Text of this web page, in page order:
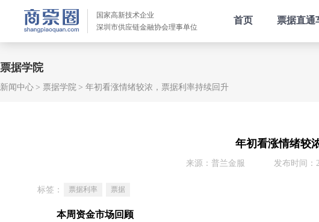
国家高新技术企业
深圳市供应链金融协会理事单位
首页 票据直通
票据学院
新闻中心 票据学院 年初看涨情绪较浓，票据利率持续回升
年初看涨情绪较
来源：普兰金服 发布时间：
标签： 票据利率 票据
本周资金市场回顾